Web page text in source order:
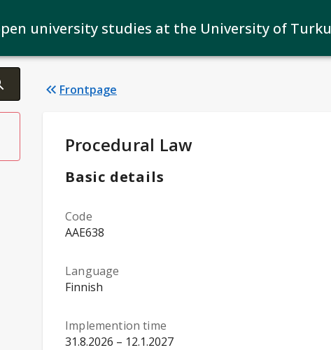
university studies at the University of Turku
Frontpage
Study Details:
Procedural Law
Basic details
Code
AAE638
Language
Finnish
Implemention time
31.8.2026 – 12.1.2027